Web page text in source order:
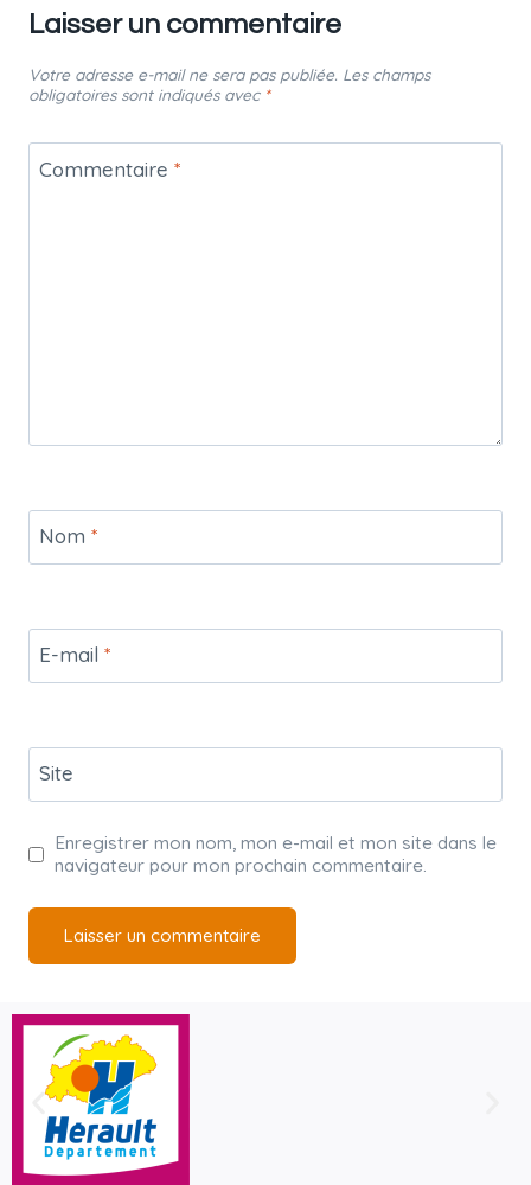
Laisser un commentaire
Votre adresse e-mail ne sera pas publiée. Les champs
obligatoires sont indiqués avec *
Commentaire *
Nom *
E-mail *
Site
Enregistrer mon nom, mon e-mail et mon site dans le
navigateur pour mon prochain commentaire.